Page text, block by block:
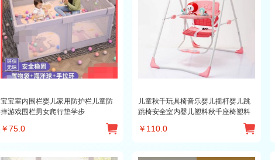
宝宝室内围栏婴儿家用防护栏儿童防
摔游戏围栏男女爬行垫学步
￥75.0
儿童秋千玩具椅音乐婴儿摇杆婴儿跳
跳椅安全室内婴儿塑料秋千座椅塑料
￥ 110.0